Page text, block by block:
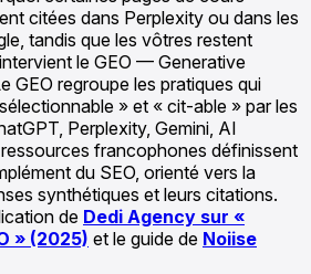
citées dans Perplexity ou dans les
tandis que les vôtres restent
le GEO — Generative
GEO regroupe les pratiques qui
» et « cit-able » par les
Perplexity, Gemini, AI
francophones définissent
du SEO, orienté vers la
synthétiques et leurs citations.
de Dedi Agency sur «
» (2025) et le guide de Noiise